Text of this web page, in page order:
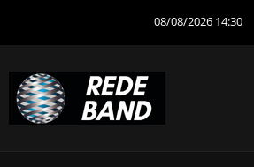
08/08/2026 14:30